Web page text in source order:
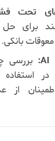
تحت
برای
بانکی.
بررسی
در
از